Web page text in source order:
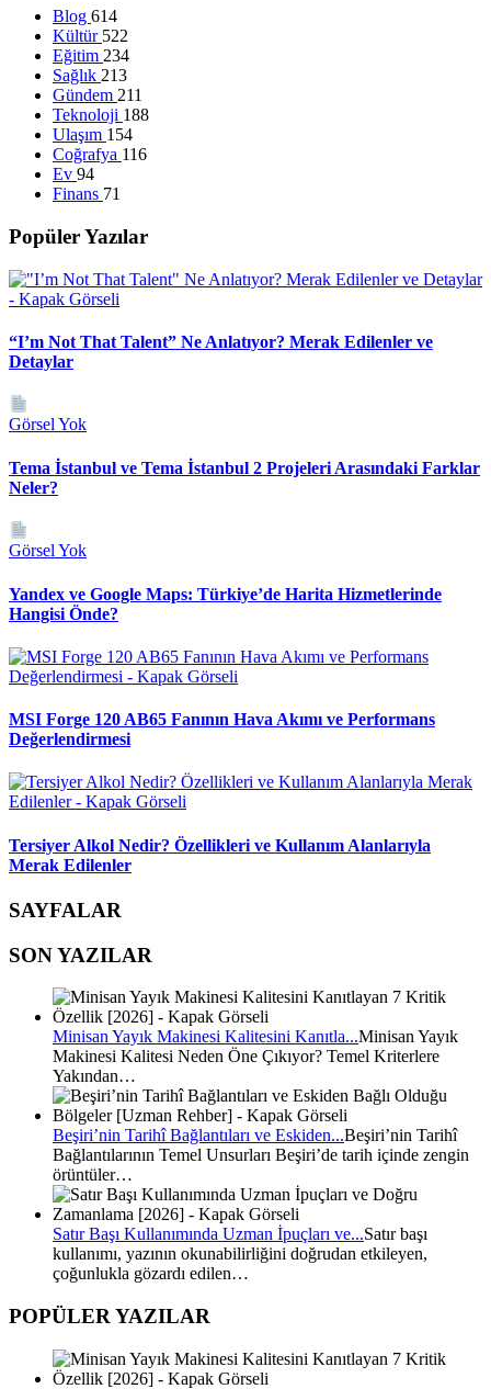
Blog 614
Kültür 522
Eğitim 234
Sağlık 213
Gündem 211
Teknoloji 188
Ulaşım 154
Coğrafya 116
Ev 94
Finans 71
Popüler Yazılar
“I’m Not That Talent” Ne Anlatıyor? Merak Edilenler ve
Detaylar
Görsel Yok
Tema İstanbul ve Tema İstanbul 2 Projeleri Arasındaki Farklar
Neler?
Görsel Yok
Yandex ve Google Maps: Türkiye’de Harita Hizmetlerinde
Hangisi Önde?
MSI Forge 120 AB65 Fanının Hava Akımı ve Performans
Değerlendirmesi
Tersiyer Alkol Nedir? Özellikleri ve Kullanım Alanlarıyla
Merak Edilenler
SAYFALAR
SON YAZILAR
Minisan Yayık Makinesi Kalitesini Kanıtla...Minisan Yayık
Makinesi Kalitesi Neden Öne Çıkıyor? Temel Kriterlere
Yakından…
Beşiri’nin Tarihî Bağlantıları ve Eskiden...Beşiri’nin Tarihî
Bağlantılarının Temel Unsurları Beşiri’de tarih içinde zengin
örüntüler…
Satır Başı Kullanımında Uzman İpuçları ve...Satır başı
kullanımı, yazının okunabilirliğini doğrudan etkileyen,
çoğunlukla gözardı edilen…
POPÜLER YAZILAR